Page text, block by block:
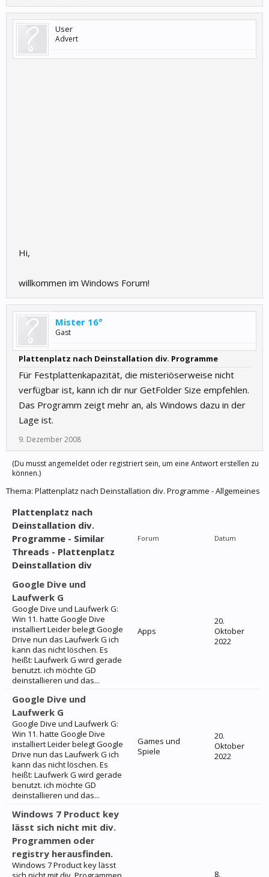
User
Advert
Hi,
willkommen im Windows Forum!
Mister 16°
Gast
Plattenplatz nach Deinstallation div. Programme
Für Festplattenkapazität, die misteriöserweise nicht
verfügbar ist, kann ich dir nur GetFolder Size empfehlen.
Das Programm zeigt mehr an, als Windows dazu in der
Lage ist.
9. Dezember 2008
(Du musst angemeldet oder registriert sein, um eine Antwort erstellen zu
können.)
Thema: Plattenplatz nach Deinstallation div. Programme - Allgemeines
Plattenplatz nach
Deinstallation div.
Programme - Similar
Threads - Plattenplatz
Deinstallation div
Forum Datum
Google Dive und
Laufwerk G
Google Dive und Laufwerk G:
Win 11. hatte Google Dive
installiert Leider belegt Google
Drive nun das Laufwerk G ich
kann das nicht löschen. Es
heißt: Laufwerk G wird gerade
benutzt. ich möchte GD
deinstallieren und das...
Apps
20.
Oktober
2022
Google Dive und
Laufwerk G
Google Dive und Laufwerk G:
Win 11. hatte Google Dive
installiert Leider belegt Google
Drive nun das Laufwerk G ich
kann das nicht löschen. Es
heißt: Laufwerk G wird gerade
benutzt. ich möchte GD
deinstallieren und das...
Games und
Spiele
20.
Oktober
2022
Windows 7 Product key
lässt sich nicht mit div.
Programmen oder
registry herausfinden.
Windows 7 Product key lässt
8.